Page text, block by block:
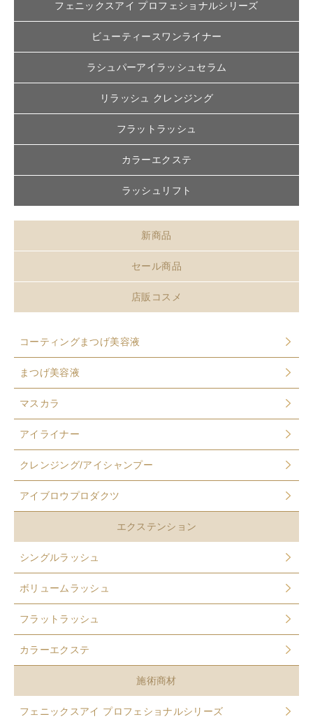
フェニックスアイ プロフェショナルシリーズ
ビューティースワンライナー
ラシュパーアイラッシュセラム
リラッシュ クレンジング
フラットラッシュ
カラーエクステ
ラッシュリフト
新商品
セール商品
店販コスメ
コーティングまつげ美容液
まつげ美容液
マスカラ
アイライナー
クレンジング/アイシャンプー
アイブロウプロダクツ
エクステンション
シングルラッシュ
ボリュームラッシュ
フラットラッシュ
カラーエクステ
施術商材
フェニックスアイ プロフェショナルシリーズ